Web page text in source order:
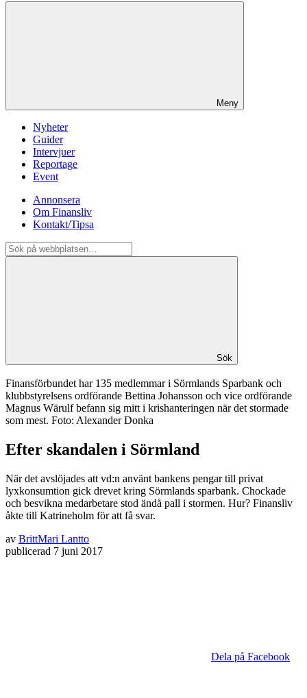
Meny
Nyheter
Guider
Intervjuer
Reportage
Event
Annonsera
Om Finansliv
Kontakt/Tipsa
Sök
Finansförbundet har 135 medlemmar i Sörmlands Sparbank och
klubbstyrelsens ordförande Bettina Johansson och vice ordförande
Magnus Wärulf befann sig mitt i krishanteringen när det stormade
som mest. Foto: Alexander Donka
Efter skandalen i Sörmland
När det avslöjades att vd:n använt bankens pengar till privat
lyxkonsumtion gick drevet kring Sörmlands sparbank. Chockade
och besvikna medarbetare stod ändå pall i stormen. Hur? Finansliv
åkte till Katrineholm för att få svar.
av BrittMari Lantto
publicerad 7 juni 2017
Dela på Facebook